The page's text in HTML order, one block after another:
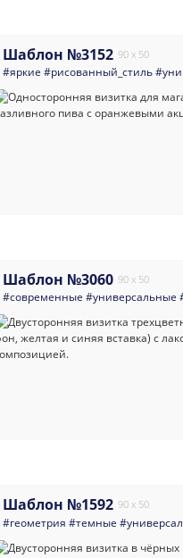
Шаблон №3152 90 x 50
#яркие #рисованный_стиль
Шаблон №3060 90 x 50
#современные #универсальные
Шаблон №1592 90 x 50
#геометрия #темные